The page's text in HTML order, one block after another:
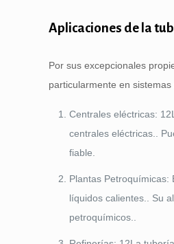
Aplicaciones de la
Por sus excepcionales
particularmente en
Centrales eléctricas:
centrales eléctricas..
fiable.
Plantas
líquidos calientes.. Su
petroquímicos..